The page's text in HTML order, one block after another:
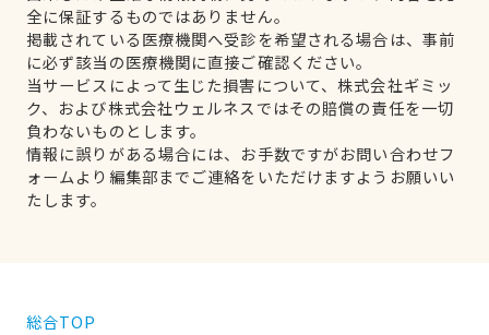
全に保証するものではありません。
掲載されている医療機関へ受診を希望される場合は、事前
に必ず該当の医療機関に直接ご確認ください。
当サービスによって生じた損害について、株式会社ギミッ
ク、および株式会社ウェルネスではその賠償の責任を一切
負わないものとします。
情報に誤りがある場合には、お手数ですがお問い合わせフ
ォームより編集部までご連絡をいただけますようお願いい
たします。
総合TOP